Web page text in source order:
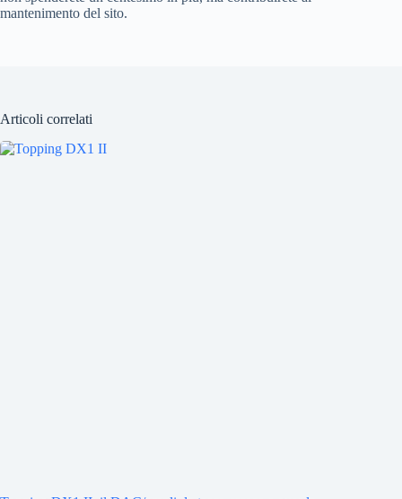
mantenimento del sito.
Articoli correlati